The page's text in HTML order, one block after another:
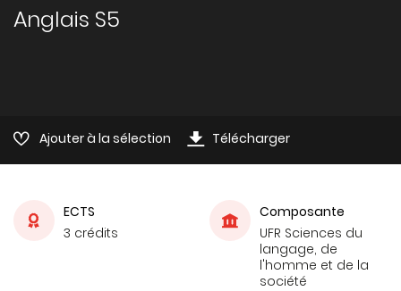
Anglais S5
Ajouter à la sélection Télécharger
ECTS
3 crédits
Composante
UFR Sciences du
langage, de
l'homme et de la
société